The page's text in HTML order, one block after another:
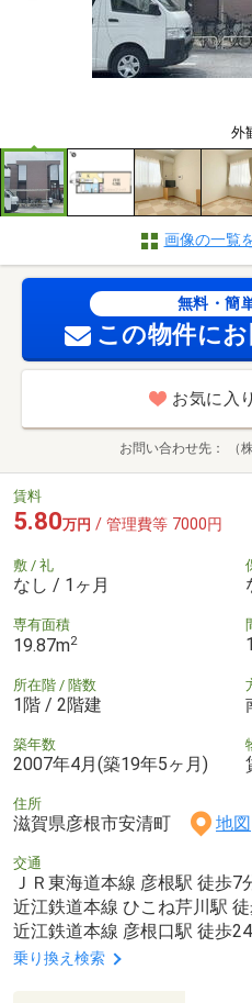
外
画像の一覧
無料・簡
この物件に
お気に入
お問い合わせ先 （
賃料
5.80万円 / 管理費等 7000円
敷 / 礼
なし / 1ヶ月
専有面積
19.87m2
所在階 / 階数
1階 / 2階建
築年数
2007年4月(築19年5ヶ月)
住所
滋賀県彦根市安清町 地図
交通
ＪＲ東海道本線 彦根駅 徒歩7
近江鉄道本線 ひこね芹川駅
近江鉄道本線 彦根口駅 徒歩
乗り換え検索